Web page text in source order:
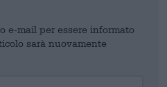
e-mail per essere informato
sarà nuovamente